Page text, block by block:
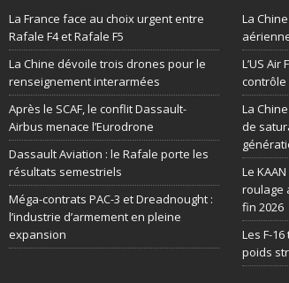
La France face au choix urgent entre
Rafale F4 et Rafale F5
La Chine dévoile trois drones pour le
renseignement interarmées
Après le SCAF, le conflit Dassault-
Airbus menace l’Eurodrone
Dassault Aviation : le Rafale porte les
résultats semestriels
Méga-contrats PAC-3 et Dreadnought :
l’industrie d’armement en pleine
expansion
La
L’US
contrôle
La
de
Le
roulage
fin 2026
Les F-
poids